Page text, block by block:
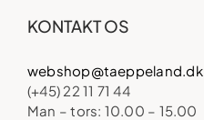
KONTAKT OS
webshop@taeppeland.dk
(+45) 22 11 71 44
Man – tors: 10.00 – 15.00